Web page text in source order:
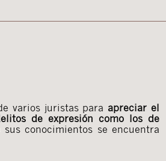
varios juristas para apreciar el
de expresión como los de
conocimientos se encuentra